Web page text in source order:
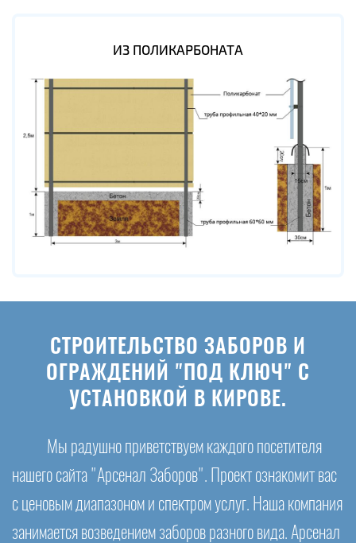
ИЗ ПОЛИКАРБОНАТА
СТРОИТЕЛЬСТВО ЗАБОРОВ И
ОГРАЖДЕНИЙ "ПОД КЛЮЧ" С
УСТАНОВКОЙ В КИРОВЕ.
Мы радушно приветствуем каждого посетителя
нашего сайта "Арсенал Заборов". Проект ознакомит вас
с ценовым диапазоном и спектром услуг. Наша компания
занимается возведением заборов разного вида. Арсенал